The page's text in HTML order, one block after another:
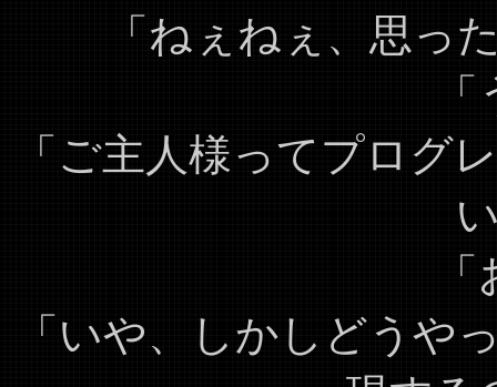
「ねぇねぇ、思っ
「ご主人様ってプログ
「いや、しかしどうや